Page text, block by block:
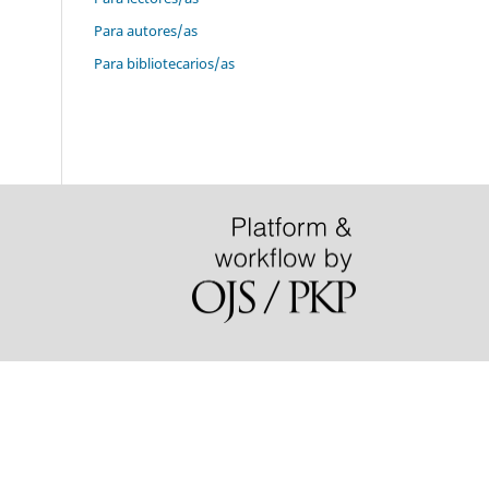
Para autores/as
Para bibliotecarios/as